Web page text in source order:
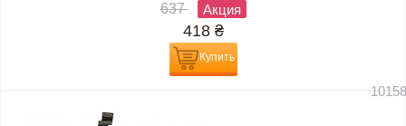
637 Акция
418 ₴
Купить